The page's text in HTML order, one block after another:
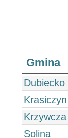
Gmina
Dubiecko
Krasiczyn
Krzywcza
Solina